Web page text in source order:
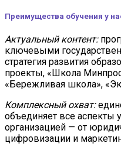
Преимущества обучения у
Актуальный контент:
ключевыми
стратегия развития
проекты, «Школа
«Бережливая школа»,
Комплексный охват:
объединяет все аспекты
организацией — от
цифровизации и